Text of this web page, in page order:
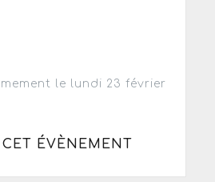
le lundi 23 février
CET ÉVÈNEMENT